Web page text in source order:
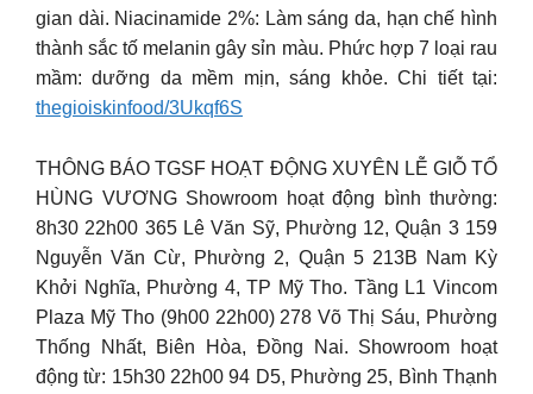
gian dài. Niacinamide 2%: Làm sáng da, hạn chế hình
thành sắc tố melanin gây sỉn màu. Phức hợp 7 loại rau
mầm: dưỡng da mềm mịn, sáng khỏe. Chi tiết tại:
thegioiskinfood/3Ukqf6S
THÔNG BÁO TGSF HOẠT ĐỘNG XUYÊN LỄ GIỖ TỔ
HÙNG VƯƠNG Showroom hoạt động bình thường:
8h30 22h00 365 Lê Văn Sỹ, Phường 12, Quận 3 159
Nguyễn Văn Cừ, Phường 2, Quận 5 213B Nam Kỳ
Khởi Nghĩa, Phường 4, TP Mỹ Tho. Tầng L1 Vincom
Plaza Mỹ Tho (9h00 22h00) 278 Võ Thị Sáu, Phường
Thống Nhất, Biên Hòa, Đồng Nai. Showroom hoạt
động từ: 15h30 22h00 94 D5, Phường 25, Bình Thạnh